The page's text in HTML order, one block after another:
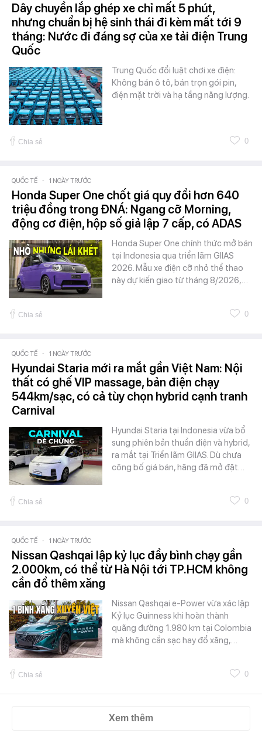
Dây chuyền lắp ghép xe chỉ mất 5 phút,
nhưng chuẩn bị hệ sinh thái đi kèm mất tới 9
tháng: Nước đi đáng sợ của xe tải điện Trung
Quốc
Trung Quốc đổi luật chơi xe điện:
Không bán ô tô, bán trọn gói pin,
điện mặt trời và hạ tầng năng lượng.
Chia sẻ 0
QUỐC TẾ - 1 NGÀY TRƯỚC
Honda Super One chốt giá quy đổi hơn 640
triệu đồng trong ĐNÁ: Ngang cỡ Morning,
động cơ điện, hộp số giả lập 7 cấp, có ADAS
Honda Super One chính thức mở bán
tại Indonesia qua triển lãm GIIAS
2026. Mẫu xe điện cỡ nhỏ thể thao
này dự kiến giao từ tháng 8/2026,…
Chia sẻ 0
QUỐC TẾ - 1 NGÀY TRƯỚC
Hyundai Staria mới ra mắt gần Việt Nam: Nội
thất có ghế VIP massage, bản điện chạy
544km/sạc, có cả tùy chọn hybrid cạnh tranh
Carnival
Hyundai Staria tại Indonesia vừa bổ
sung phiên bản thuần điện và hybrid,
ra mắt tại Triển lãm GIIAS. Dù chưa
công bố giá bán, hãng đã mở đặt…
Chia sẻ 0
QUỐC TẾ - 1 NGÀY TRƯỚC
Nissan Qashqai lập kỷ lục đầy bình chạy gần
2.000km, có thể từ Hà Nội tới TP.HCM không
cần đổ thêm xăng
Nissan Qashqai e-Power vừa xác lập
Kỷ lục Guinness khi hoàn thành
quãng đường 1.980 km tại Colombia
mà không cần sạc hay đổ xăng,…
Chia sẻ 0
Xem thêm